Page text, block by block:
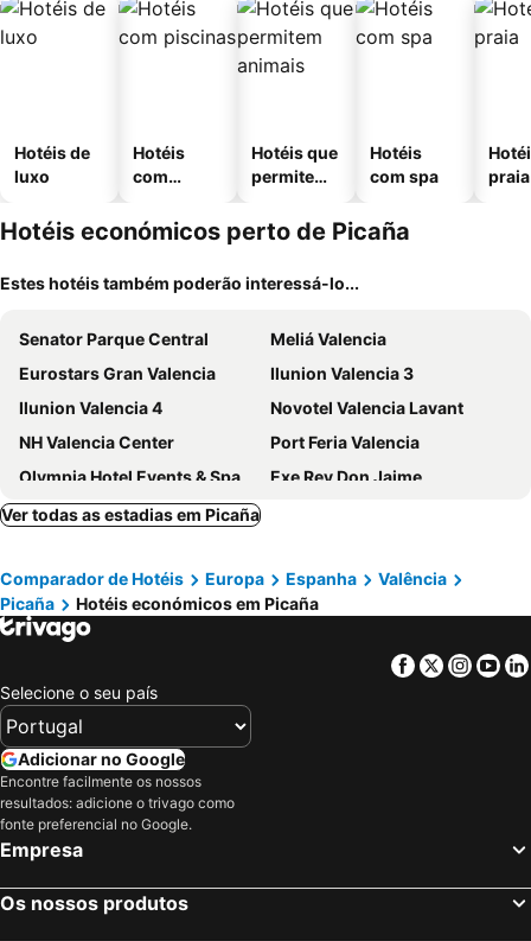
Hotéis de
luxo
Hotéis
com
Hotéis que
permitem
Hotéis
com spa
praia
Hotéis económicos perto de Picaña
Estes hotéis também poderão interessá-lo...
Senator Parque Central
Meliá Valencia
Eurostars Gran Valencia
Ilunion Valencia 3
Ilunion Valencia 4
Novotel Valencia Lavant
NH Valencia Center
Port Feria Valencia
Olympia Hotel Events & Spa
Exe Rey Don Jaime
NH Valencia Las Artes
Sercotel Sorolla Palace
Holiday Inn Express Ciudad de las Ciencias
Ilunion Aqua 4
INNSiDE by Melia Valencia Oceanic
Hotel Turia Valencia
Hotel Kramer
Ibis Budget Valencia Centro Puerto
Casual Socarrat Valencia
Meliá Plaza
NH Valencia Las Ciencias
Limin Hostel Capsules
Resa Patacona
DWO Valencia
Flag Hotel Valencia
Ver todas as estadias em Picaña
Comparador de Hotéis Europa Espanha
Valência
Picaña
Hotéis económicos em Picaña
Facebook
Twitter
Selecione o seu país
Adicionar no Google
Encontre facilmente os nossos
resultados: adicione o trivago como
fonte preferencial no Google.
Empresa
Os nossos produtos